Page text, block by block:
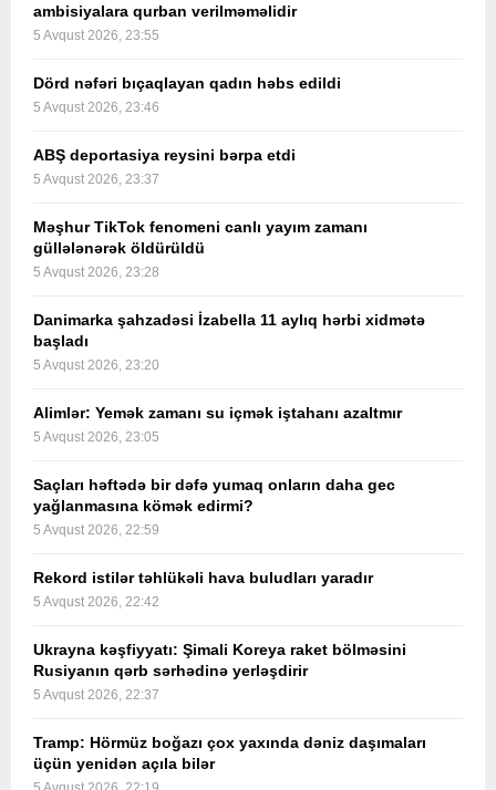
ambisiyalara qurban verilməməlidir
5 Avqust 2026, 23:55
Dörd nəfəri bıçaqlayan qadın həbs edildi
5 Avqust 2026, 23:46
ABŞ deportasiya reysini bərpa etdi
5 Avqust 2026, 23:37
Məşhur TikTok fenomeni canlı yayım zamanı
güllələnərək öldürüldü
5 Avqust 2026, 23:28
Danimarka şahzadəsi İzabella 11 aylıq hərbi xidmətə
başladı
5 Avqust 2026, 23:20
Alimlər: Yemək zamanı su içmək iştahanı azaltmır
5 Avqust 2026, 23:05
Saçları həftədə bir dəfə yumaq onların daha gec
yağlanmasına kömək edirmi?
5 Avqust 2026, 22:59
Rekord istilər təhlükəli hava buludları yaradır
5 Avqust 2026, 22:42
Ukrayna kəşfiyyatı: Şimali Koreya raket bölməsini
Rusiyanın qərb sərhədinə yerləşdirir
5 Avqust 2026, 22:37
Tramp: Hörmüz boğazı çox yaxında dəniz daşımaları
üçün yenidən açıla bilər